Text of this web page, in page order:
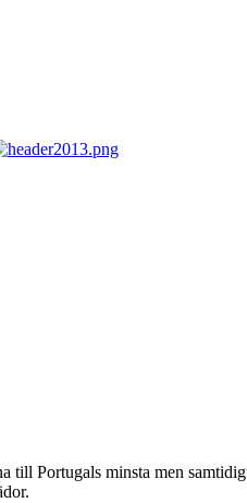
Portugals minsta men